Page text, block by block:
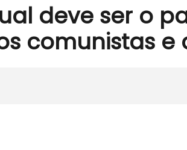
deve ser o
comunistas e